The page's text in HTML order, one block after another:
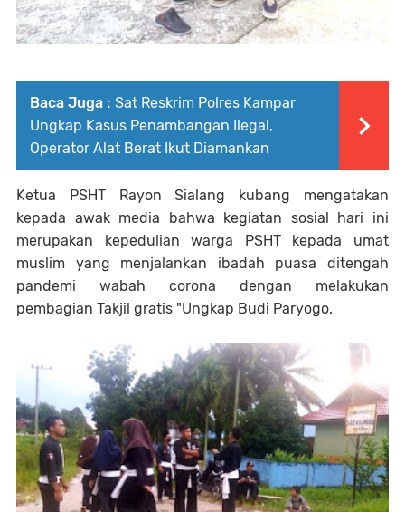
Baca Juga : Sat Reskrim Polres Kampar
Ungkap Kasus Penambangan Ilegal,
Operator Alat Berat Ikut Diamankan
Ketua PSHT Rayon Sialang kubang mengatakan
kepada awak media bahwa kegiatan sosial hari ini
merupakan kepedulian warga PSHT kepada umat
muslim yang menjalankan ibadah puasa ditengah
pandemi wabah corona dengan melakukan
pembagian Takjil gratis "Ungkap Budi Paryogo.